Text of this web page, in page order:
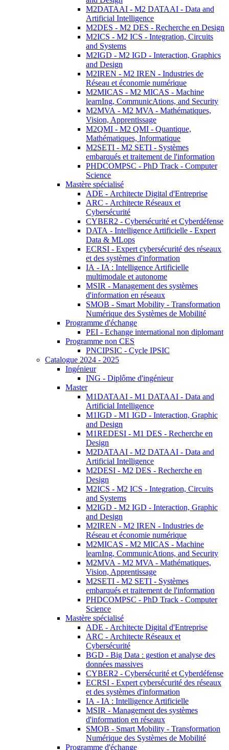
M2DATAAI - M2 DATAAI - Data and
Artificial Intelligence
M2DES - M2 DES - Recherche en Design
M2ICS - M2 ICS - Integration, Circuits
and Systems
M2IGD - M2 IGD - Interaction, Graphics
and Design
M2IREN - M2 IREN - Industries de
Réseau et économie numérique
M2MICAS - M2 MICAS - Machine
learnIng, CommunicAtions, and Security
M2MVA - M2 MVA - Mathématiques,
Vision, Apprentissage
M2QMI - M2 QMI - Quantique,
Mathématiques, Informatique
M2SETI - M2 SETI - Systèmes
embarqués et traitement de l'information
PHDCOMPSC - PhD Track - Computer
Science
Mastère spécialisé
ADE - Architecte Digital d'Entreprise
ARC - Architecte Réseaux et
Cybersécurité
CYBER2 - Cybersécurité et Cyberdéfense
DATA - Intelligence Artificielle - Expert
Data & MLops
ECRSI - Expert cybersécurité des réseaux
et des systèmes d'information
IA - IA : Intelligence Artificielle
multimodale et autonome
MSIR - Management des systèmes
d'information en réseaux
SMOB - Smart Mobility - Transformation
Numérique des Systèmes de Mobilité
Programme d'échange
PEI - Echange international non diplomant
Programme non CES
PNCIPSIC - Cycle IPSIC
Catalogue 2024 - 2025
Ingénieur
ING - Diplôme d'ingénieur
Master
M1DATAAI - M1 DATAAI - Data and
Artificial Intelligence
M1IGD - M1 IGD - Interaction, Graphic
and Design
M1REDESI - M1 DES - Recherche en
Design
M2DATAAI - M2 DATAAI - Data and
Artificial Intelligence
M2DESI - M2 DES - Recherche en
Design
M2ICS - M2 ICS - Integration, Circuits
and Systems
M2IGD - M2 IGD - Interaction, Graphic
and Design
M2IREN - M2 IREN - Industries de
Réseau et économie numérique
M2MICAS - M2 MICAS - Machine
learnIng, CommunicAtions, and Security
M2MVA - M2 MVA - Mathématiques,
Vision, Apprentissage
M2SETI - M2 SETI - Systèmes
embarqués et traitement de l'information
PHDCOMPSC - PhD Track - Computer
Science
Mastère spécialisé
ADE - Architecte Digital d'Entreprise
ARC - Architecte Réseaux et
Cybersécurité
BGD - Big Data : gestion et analyse des
données massives
CYBER2 - Cybersécurité et Cyberdéfense
ECRSI - Expert cybersécurité des réseaux
et des systèmes d'information
IA - IA : Intelligence Artificielle
MSIR - Management des systèmes
d'information en réseaux
SMOB - Smart Mobility - Transformation
Numérique des Systèmes de Mobilité
Programme d'échange